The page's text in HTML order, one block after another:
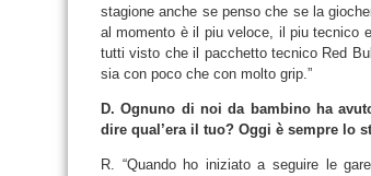
stagione anche se penso che se la
al momento è il piu veloce, il piu tecnico
tutti visto che il pacchetto tecnico Red
sia con poco che con molto grip.”
D. Ognuno di noi da bambino ha
dire qual’era il tuo? Oggi è sempre lo
R. “Quando ho iniziato a seguire le